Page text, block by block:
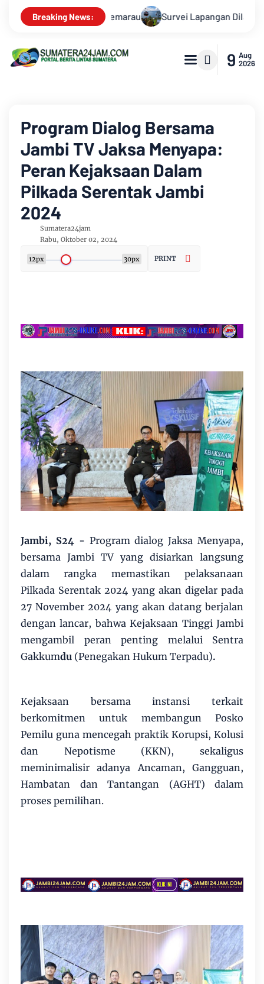
Breaking News:
Dilakukan, Proyek Cable Car Danau Toba Masih Terkendala
9 Aug
2026
Program Dialog Bersama
Jambi TV Jaksa Menyapa:
Peran Kejaksaan Dalam
Pilkada Serentak Jambi
2024
Sumatera24jam
Rabu, Oktober 02, 2024
12px 30px PRINT
Jambi, S24 - Program dialog Jaksa Menyapa,
bersama Jambi TV yang disiarkan langsung
dalam rangka memastikan pelaksanaan
Pilkada Serentak 2024 yang akan digelar pada
27 November 2024 yang akan datang berjalan
dengan lancar, bahwa Kejaksaan Tinggi Jambi
mengambil peran penting melalui Sentra
Gakkumdu (Penegakan Hukum Terpadu).
Kejaksaan bersama instansi terkait
berkomitmen untuk membangun Posko
Pemilu guna mencegah praktik Korupsi, Kolusi
dan Nepotisme (KKN), sekaligus
meminimalisir adanya Ancaman, Gangguan,
Hambatan dan Tantangan (AGHT) dalam
proses pemilihan.